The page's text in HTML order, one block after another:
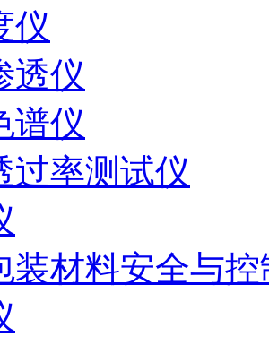
仪
透仪
谱仪
过率测试仪
装材料安全与